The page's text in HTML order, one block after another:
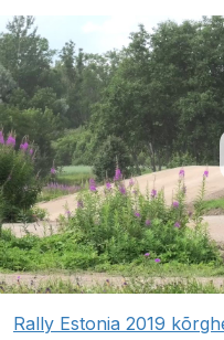
Rally Estonia 2019